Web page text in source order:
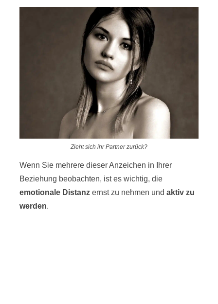
Zieht sich ihr Partner zurück?
Wenn Sie mehrere dieser Anzeichen in Ihrer
Beziehung beobachten, ist es wichtig, die
emotionale Distanz ernst zu nehmen und aktiv zu
werden.